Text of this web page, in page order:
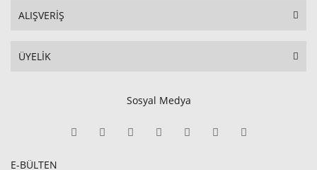
ALIŞVERİŞ
ÜYELİK
Sosyal Medya
E-BÜLTEN